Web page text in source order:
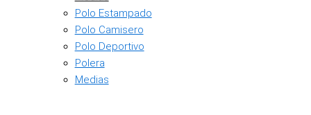
Polo Estampado
Polo Camisero
Polo Deportivo
Polera
Medias